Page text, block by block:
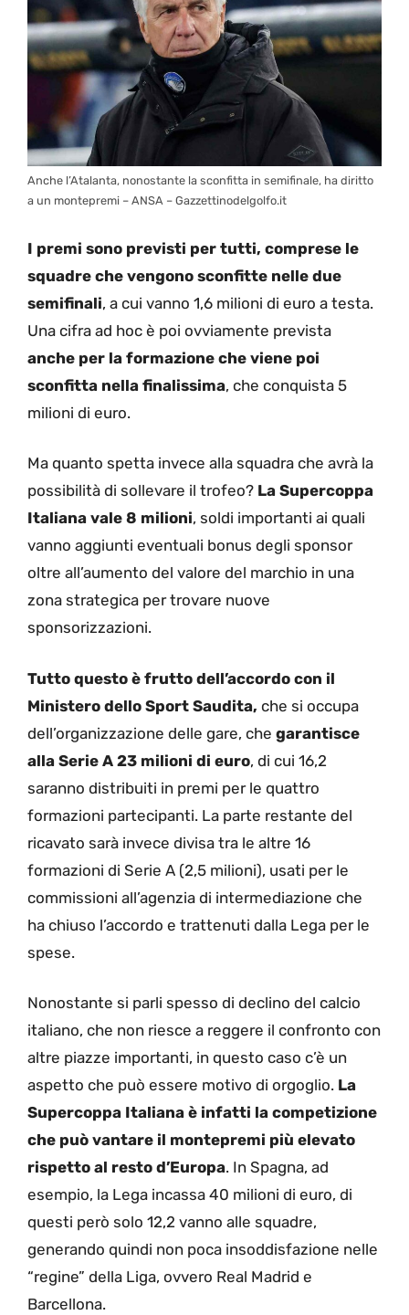
Anche l’Atalanta, nonostante la sconfitta in semifinale, ha diritto
a un montepremi – ANSA – Gazzettinodelgolfo.it
I premi sono previsti per tutti, comprese le
squadre che vengono sconfitte nelle due
semifinali, a cui vanno 1,6 milioni di euro a testa.
Una cifra ad hoc è poi ovviamente prevista
anche per la formazione che viene poi
sconfitta nella finalissima, che conquista 5
milioni di euro.
Ma quanto spetta invece alla squadra che avrà la
possibilità di sollevare il trofeo? La Supercoppa
Italiana vale 8 milioni, soldi importanti ai quali
vanno aggiunti eventuali bonus degli sponsor
oltre all’aumento del valore del marchio in una
zona strategica per trovare nuove
sponsorizzazioni.
Tutto questo è frutto dell’accordo con il
Ministero dello Sport Saudita, che si occupa
dell’organizzazione delle gare, che garantisce
alla Serie A 23 milioni di euro, di cui 16,2
saranno distribuiti in premi per le quattro
formazioni partecipanti. La parte restante del
ricavato sarà invece divisa tra le altre 16
formazioni di Serie A (2,5 milioni), usati per le
commissioni all’agenzia di intermediazione che
ha chiuso l’accordo e trattenuti dalla Lega per le
spese.
Nonostante si parli spesso di declino del calcio
italiano, che non riesce a reggere il confronto con
altre piazze importanti, in questo caso c’è un
aspetto che può essere motivo di orgoglio. La
Supercoppa Italiana è infatti la competizione
che può vantare il montepremi più elevato
rispetto al resto d’Europa. In Spagna, ad
esempio, la Lega incassa 40 milioni di euro, di
questi però solo 12,2 vanno alle squadre,
generando quindi non poca insoddisfazione nelle
“regine” della Liga, ovvero Real Madrid e
Barcellona.